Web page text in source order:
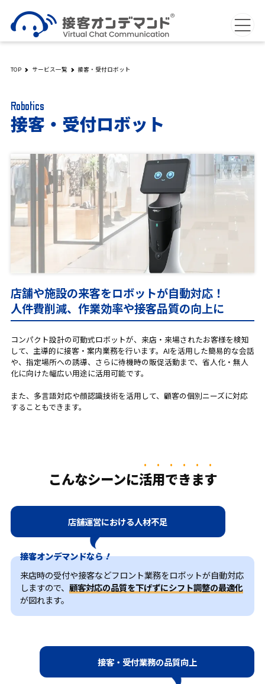
TOP サービス一覧 接客・受付ロボット
Robotics
接客・受付ロボット
店舗や施設の来客をロボットが自動対応！
人件費削減、作業効率や接客品質の向上に
コンパクト設計の可動式ロボットが、来店・来場されたお客様を検知
して、主導的に接客・案内業務を行います。AIを活用した簡易的な会話
や、指定場所への誘導、さらに待機時の販促活動まで、省人化・無人
化に向けた幅広い用途に活用可能です。
また、多言語対応や顔認識技術を活用して、顧客の個別ニーズに対応
することもできます。
こんなシーンに活用できます
店舗運営における人材不足
接客オンデマンドなら
来店時の受付や接客などフロント業務をロボットが自動対応
しますので、顧客対応の品質を下げずにシフト調整の最適化
が図れます。
接客・受付業務の品質向上